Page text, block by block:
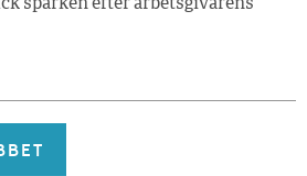
sparken efter arbetsgivarens